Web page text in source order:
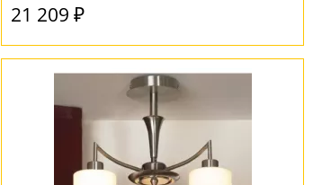
21 209 ₽